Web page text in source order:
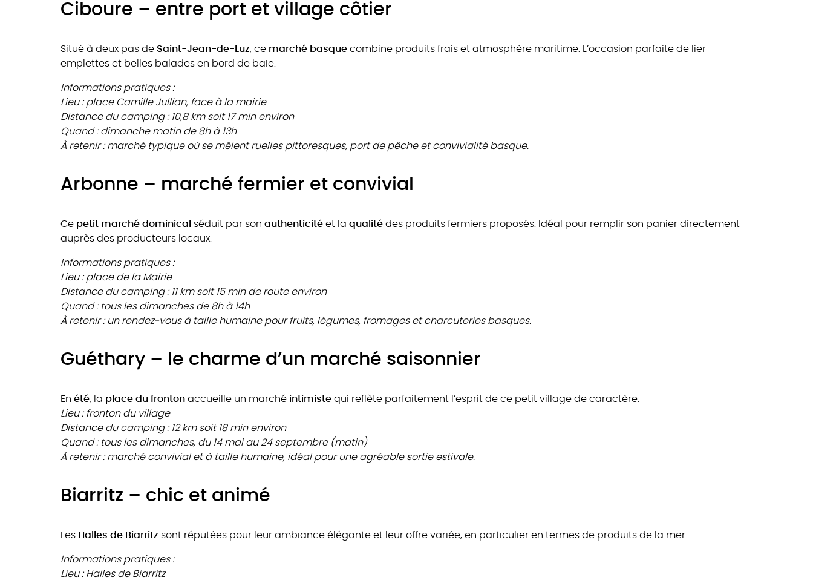
Ciboure – entre port et village côtier
Situé à deux pas de Saint-Jean-de-Luz, ce marché basque combine produits frais et atmosphère maritime. L’occasion parfaite de lier
emplettes et belles balades en bord de baie.
Informations pratiques :
Lieu : place Camille Jullian, face à la mairie
Distance du camping : 10,8 km soit 17 min environ
Quand : dimanche matin de 8h à 13h
À retenir : marché typique où se mêlent ruelles pittoresques, port de pêche et convivialité basque.
Arbonne – marché fermier et convivial
Ce petit marché dominical séduit par son authenticité et la qualité des produits fermiers proposés. Idéal pour remplir son panier directement
auprès des producteurs locaux.
Informations pratiques :
Lieu : place de la Mairie
Distance du camping : 11 km soit 15 min de route environ
Quand : tous les dimanches de 8h à 14h
À retenir : un rendez-vous à taille humaine pour fruits, légumes, fromages et charcuteries basques.
Guéthary – le charme d’un marché saisonnier
En été, la place du fronton accueille un marché intimiste qui reflète parfaitement l’esprit de ce petit village de caractère.
Lieu : fronton du village
Distance du camping : 12 km soit 18 min environ
Quand : tous les dimanches, du 14 mai au 24 septembre (matin)
À retenir : marché convivial et à taille humaine, idéal pour une agréable sortie estivale.
Biarritz – chic et animé
Les Halles de Biarritz sont réputées pour leur ambiance élégante et leur offre variée, en particulier en termes de produits de la mer.
Informations pratiques :
Lieu : Halles de Biarritz